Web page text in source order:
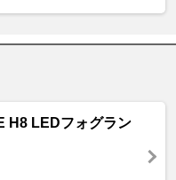
H8 LEDフォグラン